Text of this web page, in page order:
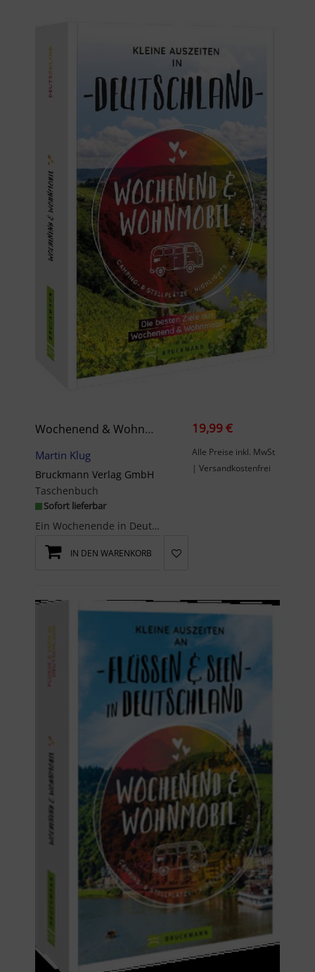
Wochenend & Wohnmobil Kleine Auszeiten In Deutschland
Martin Klug
Bruckmann Verlag GmbH
Taschenbuch
Sofort lieferbar
Ein Wochenende in Deutschland – Wohnmobil Reiseführer Die schönsten Ziele Deutschlands der erfolg...
19,99 €
Alle Preise inkl. MwSt
| Versandkostenfrei
IN DEN WARENKORB